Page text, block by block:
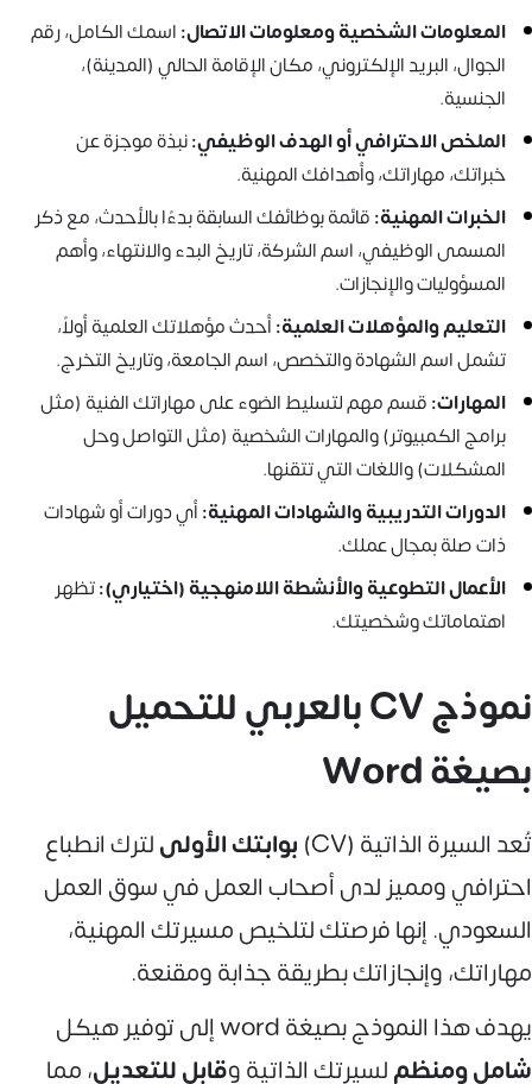
المعلومات الشخصية ومعلومات الاتصال:اسمك الكامل، رقم
الجوال، البريد الإلكتروني، مكان الإقامة الحالي (المدينة)،
الجنسية.
الملخص الاحترافي أو الهدف الوظيفي:نبذة موجزة عن
خبراتك، مهاراتك، وأهدافك المهنية.
الخبرات المهنية:قائمة بوظائفك السابقة بدءًا بالأحدث، مع ذكر
المسمى الوظيفي، اسم الشركة، تاريخ البدء والانتهاء، وأهم
المسؤوليات والإنجازات.
التعليم والمؤهلات العلمية:أحدث مؤهلاتك العلمية أولاً،
تشمل اسم الشهادة والتخصص، اسم الجامعة، وتاريخ التخرج.
المهارات:قسم مهم لتسليط الضوء على مهاراتك الفنية (مثل
برامج الكمبيوتر) والمهارات الشخصية (مثل التواصل وحل
المشكلات) واللغات التي تتقنها.
الدورات التدريبية والشهادات المهنية:أي دورات أو شهادات
ذات صلة بمجال عملك.
الأعمال التطوعية والأنشطة اللامنهجية (اختياري):تظهر
اهتماماتك وشخصيتك.
نموذج CV بالعربي للتحميل
بصيغة Word
تُعد السيرة الذاتية (CV) بوابتك الأولىلترك انطباع
احترافي ومميز لدى أصحاب العمل في سوق العمل
السعودي. إنها فرصتك لتلخيص مسيرتك المهنية،
مهاراتك، وإنجازاتك بطريقة جذابة ومقنعة.
يهدف هذا النموذج بصيغة word إلى توفير هيكل
شامل ومنظملسيرتك الذاتية وقابل للتعديل، مما